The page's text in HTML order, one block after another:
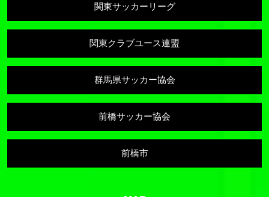
関東サッカーリーグ
関東クラブユース連盟
群馬県サッカー協会
前橋サッカー協会
前橋市